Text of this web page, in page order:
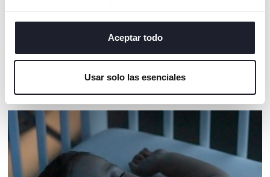
de todas las cookies. Si desea obtener más información
o cambiar o revocar el consentimiento de todas o
algunas cookies, haga clic en "mostrar detalles". Al
cerrar este banner, usted consiente en utilizar
servicio solicitado.
Aceptar todo
Usar solo las esenciales
NUESTRO CONSEJOS